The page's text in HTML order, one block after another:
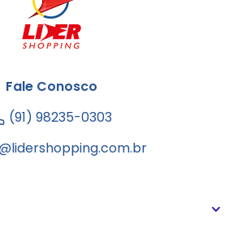
Fale Conosco
(91) 98235-0303